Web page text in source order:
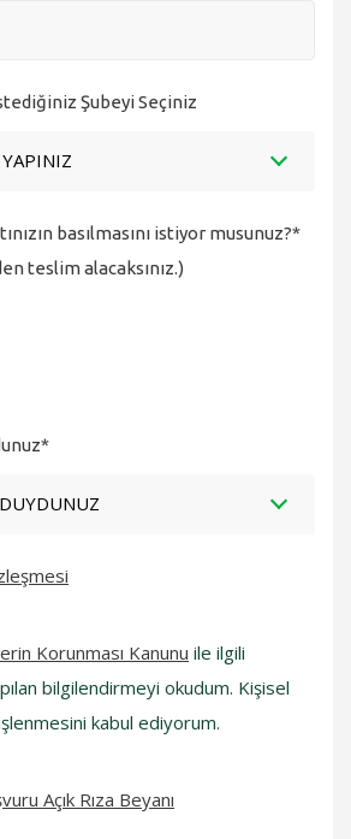
Şubeyi Seçiniz
basılmasını istiyor musunuz?*
teslim alacaksınız.)
Korunması Kanunu ile ilgili
bilgilendirmeyi okudum. Kişisel
kabul ediyorum.
Açık Rıza Beyanı